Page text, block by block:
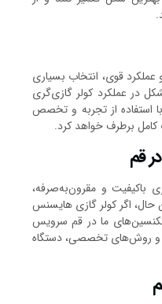
قوی، انتخاب بسیاری
در عملکرد کولر گازی‌گری
استفاده از تجربه و تخصص
برطرف خواهد کرد.
قم
باکیفیت و مقرون‌به‌صرفه،
حال، اگر کولر گازی هایسنس
ما در قم سرویس
و روش‌های تخصصی، دستگاه